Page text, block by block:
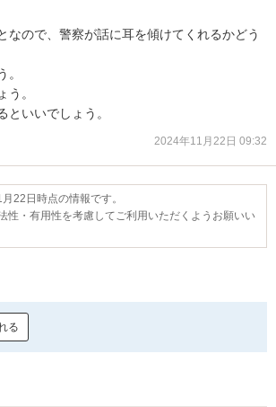
なので、警察が話に耳を傾けてくれるかどう
。
う。
といいでしょう。
2024年11月22日 09:32
22日時点の情報です。
性・有用性を考慮してご利用いただくようお願いい
る